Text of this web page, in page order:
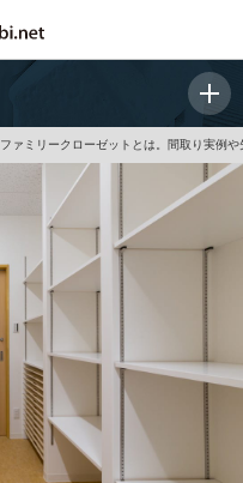
ファミリークローゼットとは。間取り実例